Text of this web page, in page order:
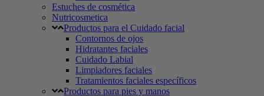
Estuches de cosmética
Nutricosmetica
Productos para el Cuidado facial
Contornos de ojos
Hidratantes faciales
Cuidado Labial
Limpiadores faciales
Tratamientos faciales específicos
Productos para pies y manos